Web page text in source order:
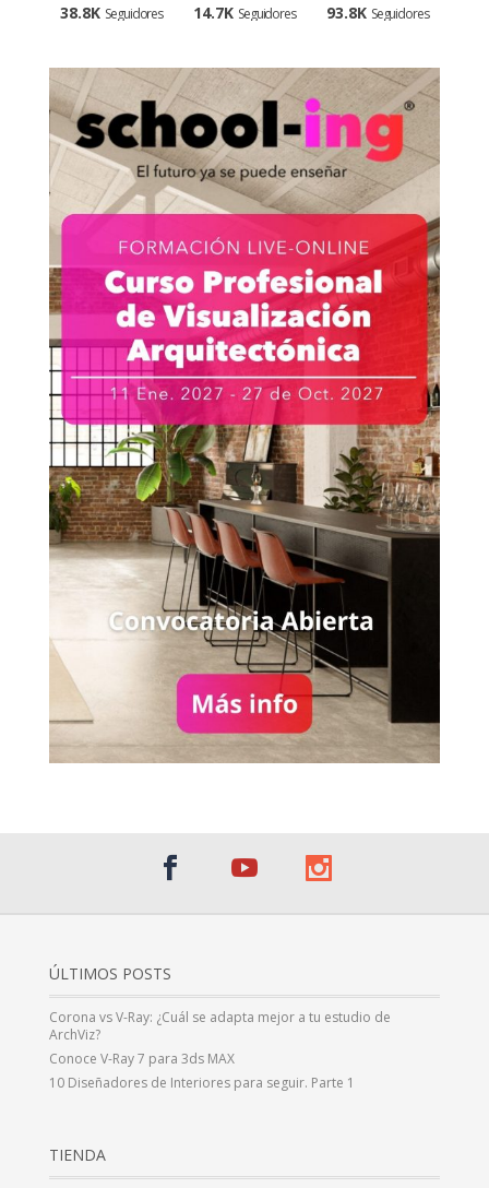
38.8K Seguidores 14.7K Seguidores 93.8K Seguidores
ÚLTIMOS POSTS
Corona vs V-Ray: ¿Cuál se adapta mejor a tu estudio de
ArchViz?
Conoce V-Ray 7 para 3ds MAX
10 Diseñadores de Interiores para seguir. Parte 1
TIENDA